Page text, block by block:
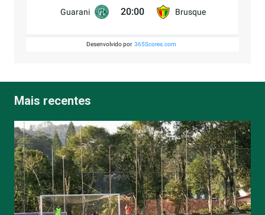
Guarani 20:00 Brusque
Desenvolvido por 365Scores.com
Mais recentes